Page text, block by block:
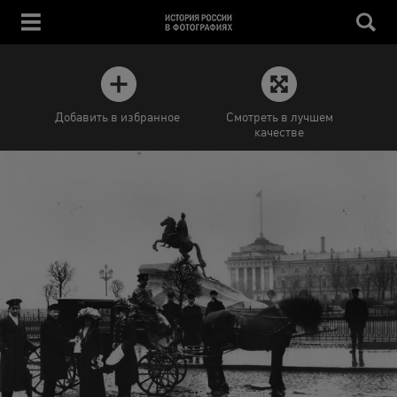
Добавить в избранное
Смотреть в лучшем
качестве